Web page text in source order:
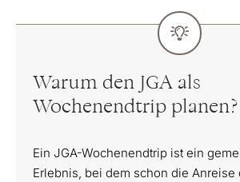
Warum den JGA als
Wochenendtrip planen?
Ein JGA-Wochenendtrip ist ein
Erlebnis, bei dem schon die Anreise